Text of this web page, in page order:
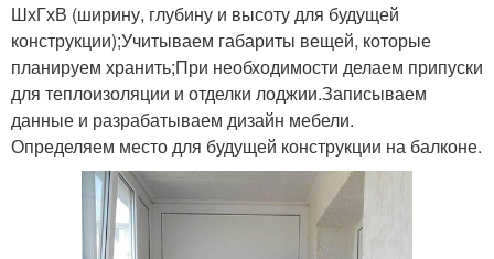
ШхГхВ (ширину, глубину и высоту для будущей
конструкции);Учитываем габариты вещей, которые
планируем хранить;При необходимости делаем припуски
для теплоизоляции и отделки лоджии.Записываем
данные и разрабатываем дизайн мебели.
Определяем место для будущей конструкции на балконе.